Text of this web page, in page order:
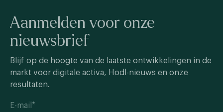
Aanmelden voor onze
nieuwsbrief
Blijf op de hoogte van de laatste ontwikkelingen in de
markt voor digitale activa, Hodl-nieuws en onze
resultaten.